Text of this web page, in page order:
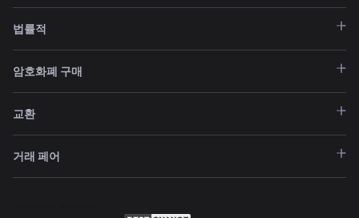
법률적
암호화폐 구매
교환
거래 페어